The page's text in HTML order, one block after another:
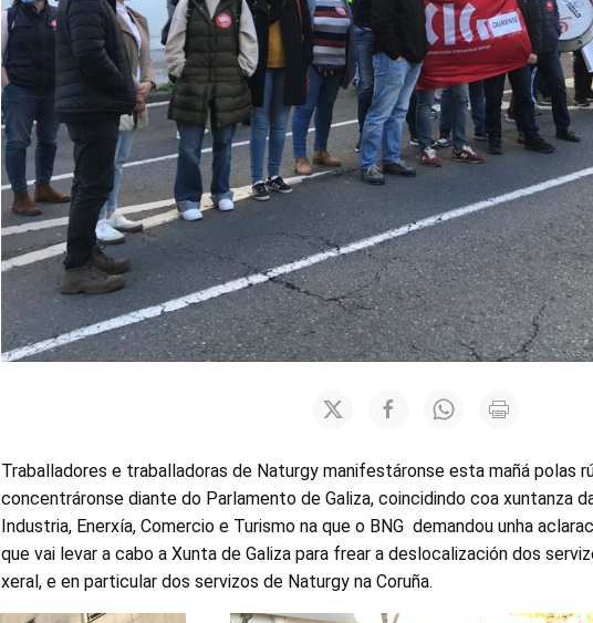
Traballadores e traballadoras de Naturgy manifestáronse esta mañá polas
concentráronse diante do Parlamento de Galiza, coincidindo coa xuntanza
Industria, Enerxía, Comercio e Turismo na que o BNG demandou unha
que vai levar a cabo a Xunta de Galiza para frear a deslocalización dos
xeral, e en particular dos servizos de Naturgy na Coruña.